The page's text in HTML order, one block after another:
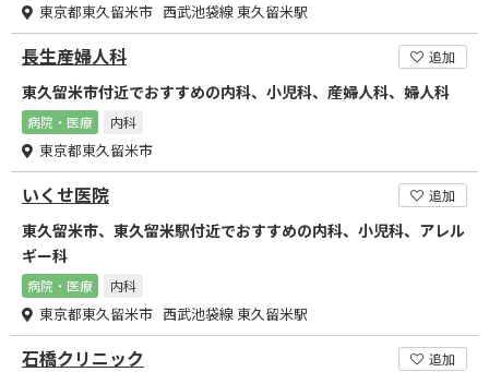
東京都東久留米市 西武池袋線 東久留米駅
長生産婦人科 追加
東久留米市付近でおすすめの内科、小児科、産婦人科、婦人科
病院・医療 内科
東京都東久留米市
いくせ医院 追加
東久留米市、東久留米駅付近でおすすめの内科、小児科、アレル
ギー科
病院・医療 内科
東京都東久留米市 西武池袋線 東久留米駅
石橋クリニック 追加